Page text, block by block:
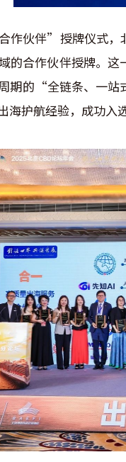
伙伴”授牌仪式，
的合作伙伴授牌。
期的“全链条、一
海护航经验，成功